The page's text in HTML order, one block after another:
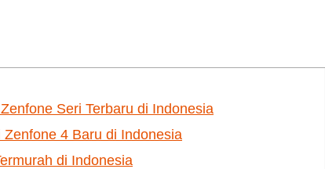
Seri Terbaru di Indonesia
4 Baru di Indonesia
di Indonesia